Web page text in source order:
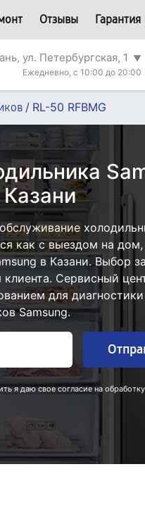
Отзывы Гарантия
ул. Петербургская, 1
▼
Ежедневно, с 10:00 до 20:00
/ RL-50 RFBMG
Казани
как с выездом на
в Казани. Выбор
Сервисный
для
Samsung.
я даю свое согласие на